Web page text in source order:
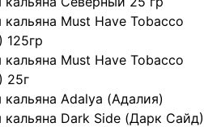
кальяна Must Have Tobacco
125гр
кальяна Must Have Tobacco
25г
кальяна Adalya (Адалия)
кальяна Dark Side (Дарк Сайд)